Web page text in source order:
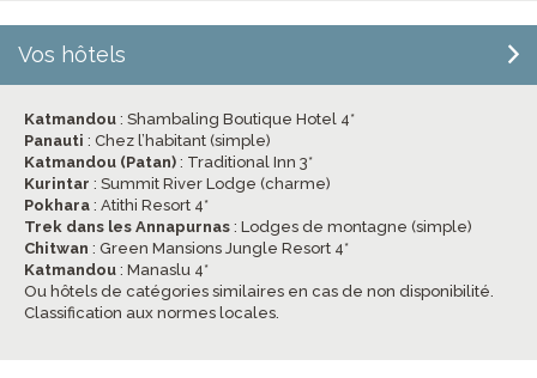
Vos hôtels
Katmandou : Shambaling Boutique Hotel 4*
Panauti : Chez l’habitant (simple)
Katmandou (Patan) : Traditional Inn 3*
Kurintar : Summit River Lodge (charme)
Pokhara : Atithi Resort 4*
Trek dans les Annapurnas : Lodges de montagne (simple)
Chitwan : Green Mansions Jungle Resort 4*
Katmandou : Manaslu 4*
Ou hôtels de catégories similaires en cas de non disponibilité.
Classification aux normes locales.